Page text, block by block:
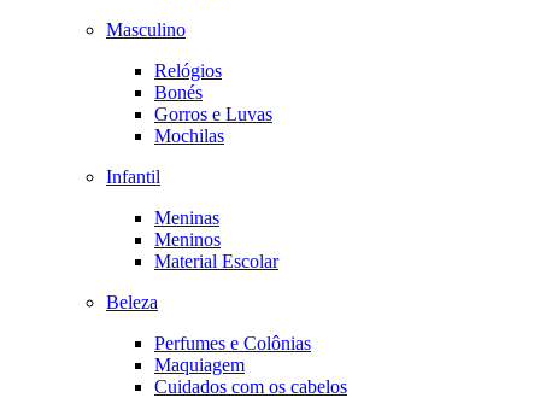
Masculino
Relógios
Bonés
Gorros e Luvas
Mochilas
Infantil
Meninas
Meninos
Material Escolar
Beleza
Perfumes e Colônias
Maquiagem
Cuidados com os cabelos